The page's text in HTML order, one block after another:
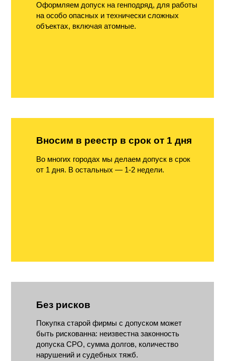
Оформляем допуск на генподряд, для работы
на особо опасных и технически сложных
объектах, включая атомные.
Вносим в реестр в срок от 1 дня
Во многих городах мы делаем допуск в срок
от 1 дня. В остальных — 1-2 недели.
Без рисков
Покупка старой фирмы с допуском может
быть рискованна: неизвестна законность
допуска СРО, сумма долгов, количество
нарушений и судебных тяжб.